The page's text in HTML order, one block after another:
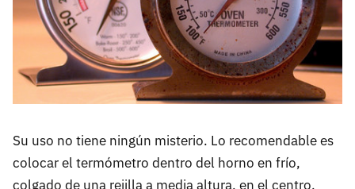
Su uso no tiene ningún misterio. Lo recomendable es
colocar el termómetro dentro del horno en frío,
colgado de una rejilla a media altura, en el centro.